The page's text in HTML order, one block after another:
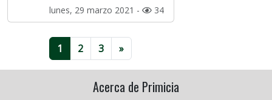
lunes, 29 marzo 2021 - 34
1 2 3 »
Acerca de Primicia